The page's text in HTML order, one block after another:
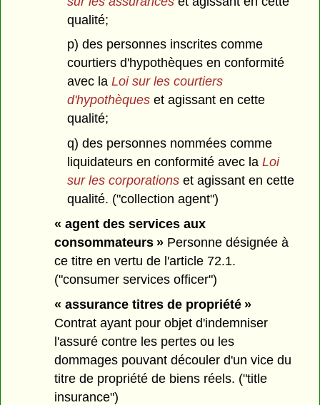
qualité;
p) des personnes inscrites comme
courtiers d'hypothèques en conformité
avec la Loi sur les courtiers
d'hypothèqueset agissant en cette
qualité;
q) des personnes nommées comme
liquidateurs en conformité avec la Loi
sur les corporationset agissant en cette
qualité. ("collection agent")
« agent des services aux
consommateurs » Personne désignée à
ce titre en vertu de l'article 72.1.
("consumer services officer")
« assurance titres de propriété »
Contrat ayant pour objet d'indemniser
l'assuré contre les pertes ou les
dommages pouvant découler d'un vice du
titre de propriété de biens réels. ("title
insurance")